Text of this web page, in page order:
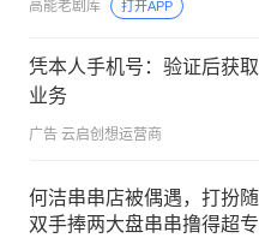
高能老剧库 打开APP
凭本人手机号：验证后获
业务
广告 云启创想运营商
何洁串串店被偶遇，打扮随
双手捧两大盘串串撸得超